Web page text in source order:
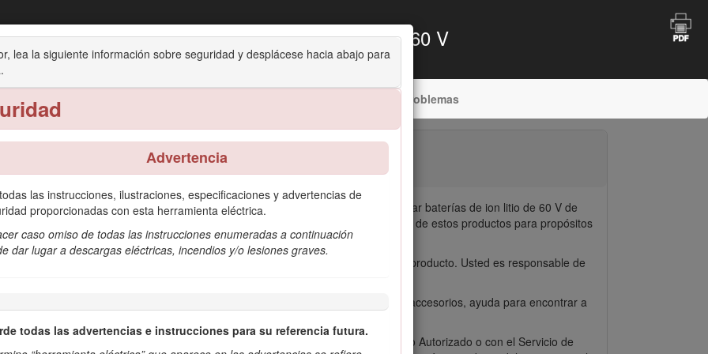
lea la siguiente información sobre seguridad y desplácese hacia abajo para
Advertencia
las instrucciones, ilustraciones, especificaciones y advertencias de
proporcionadas con esta herramienta eléctrica.
caso omiso de todas las instrucciones enumeradas a continuación
dar lugar a descargas eléctricas, incendios y/o lesiones graves.
todas las advertencias e instrucciones para su referencia futura.
Flex-Force Power System™ de 61 cm (24") de 60 V
Operación Solución de problemas
de arbustos y setos por parte de usuarios domésticos. Está diseñada para usar baterías de ion litio de 60 V de
únicamente con cargadores de batería de ion litio de 60 V de Toro. El uso de estos productos para propósitos
usted y para otras personas.
y mantener correctamente su producto, y para evitar lesiones y daños al producto. Usted es responsable de
incluidos consejos de seguridad, materiales de formación, información sobre accesorios, ayuda para encontrar a
fabricante o información adicional, póngase en contacto con un Servicio Técnico Autorizado o con el Servicio de